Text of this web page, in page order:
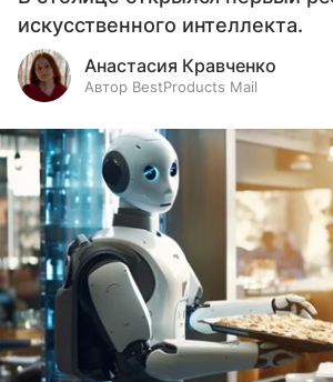
искусственного интеллекта.
Анастасия Кравченко
Автор BestProducts Mail